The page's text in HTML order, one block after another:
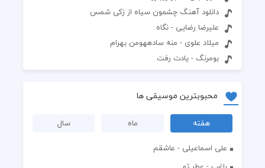
دانلود آهنگ چشمون سیاه از زکی شمس
علیرضا رضایی - نگاه
میلاد علوی - منه سادههومن بهرام
بومرنگ - یادت رفت
محبوبترین موسیقی ها
هفته ماه
سال
علی اسماعیلی - عاشقم